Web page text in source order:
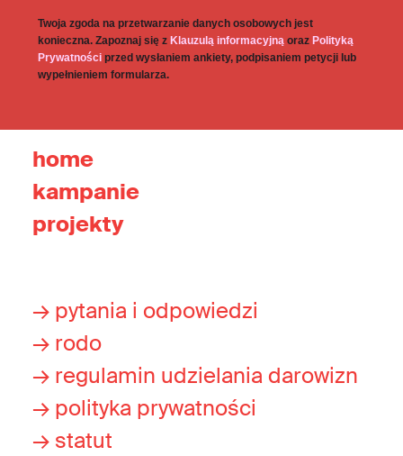
Twoja zgoda na przetwarzanie danych osobowych jest
konieczna. Zapoznaj się z Klauzulą informacyjną oraz Polityką
Prywatności przed wysłaniem ankiety, podpisaniem petycji lub
wypełnieniem formularza.
home
kampanie
projekty
→ pytania i odpowiedzi
→ rodo
→ regulamin udzielania darowizn
→ polityka prywatności
→ statut